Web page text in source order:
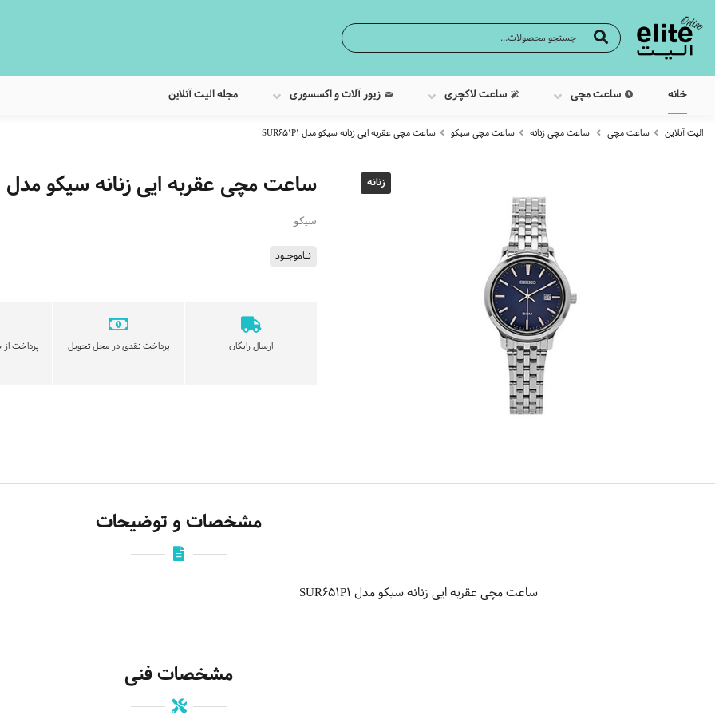
خانه ساعت مچی ساعت لاکچری زیور آلات و اکسسوری مجله الیت آنلاین
الیت آنلاین ساعت مچی ساعت مچی زنانه ساعت مچی سیکو ساعت مچی عقربه ایی زنانه سیکو مدل SUR651P1
زنانه ساعت مچی عقربه ایی زنانه سیکو مدل SUR651P1
سیکو
نـاموجـود
ارسال رایگان پرداخت نقدی در محل تحویل پرداخت از
مشخصات و توضیحات
ساعت مچی عقربه ایی زنانه سیکو مدل SUR651P1
مشخصات فنی